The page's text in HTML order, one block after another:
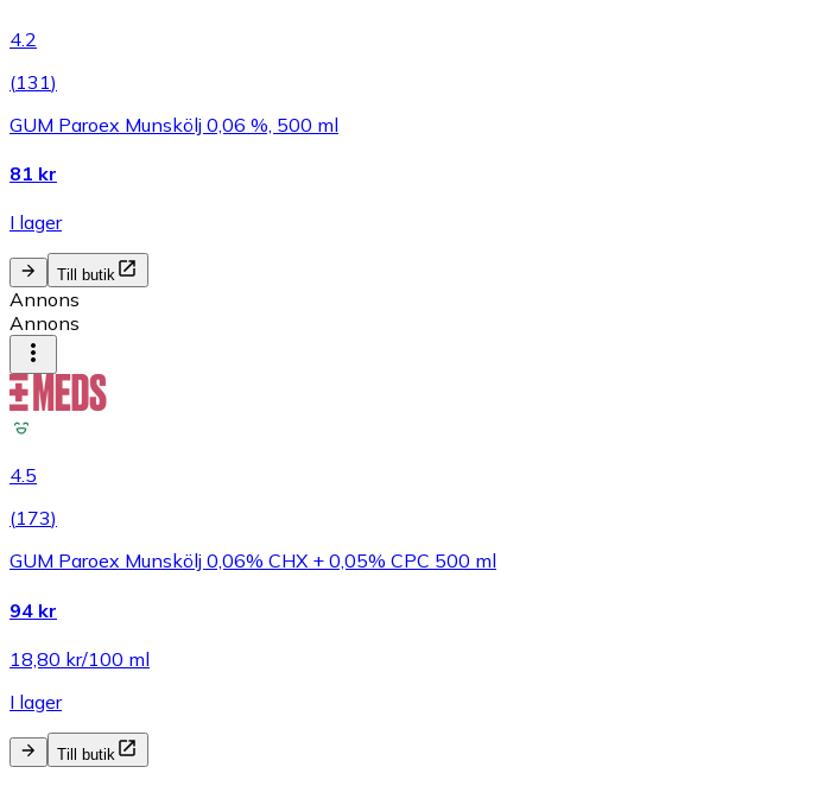
4.2
(131)
GUM Paroex Munskölj 0,06 %, 500 ml
81 kr
I lager
Till butik
Annons
Annons
4.5
(173)
GUM Paroex Munskölj 0,06% CHX + 0,05% CPC 500 ml
94 kr
18,80 kr/100 ml
I lager
Till butik